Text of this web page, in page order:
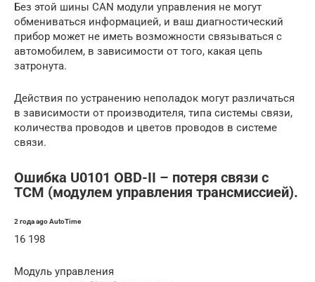
Без этой шины CAN модули управления не могут
обмениваться информацией, и ваш диагностический
прибор может не иметь возможности связываться с
автомобилем, в зависимости от того, какая цепь
затронута.
Действия по устранению неполадок могут различаться
в зависимости от производителя, типа системы связи,
количества проводов и цветов проводов в системе
связи.
Ошибка U0101 OBD-II – потеря связи с
TCM (модулем управления трансмиссией).
2 года ago AutoTime
16 198
Модуль управления